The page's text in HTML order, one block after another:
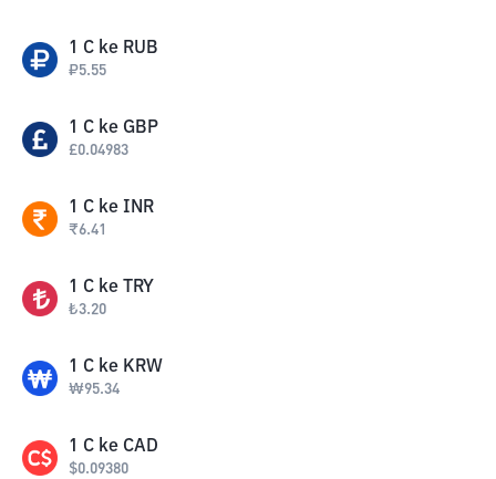
1 C ke RUB
₽5.55
1 C ke GBP
£0.04983
1 C ke INR
₹6.41
1 C ke TRY
₺3.20
1 C ke KRW
₩95.34
1 C ke CAD
$0.09380